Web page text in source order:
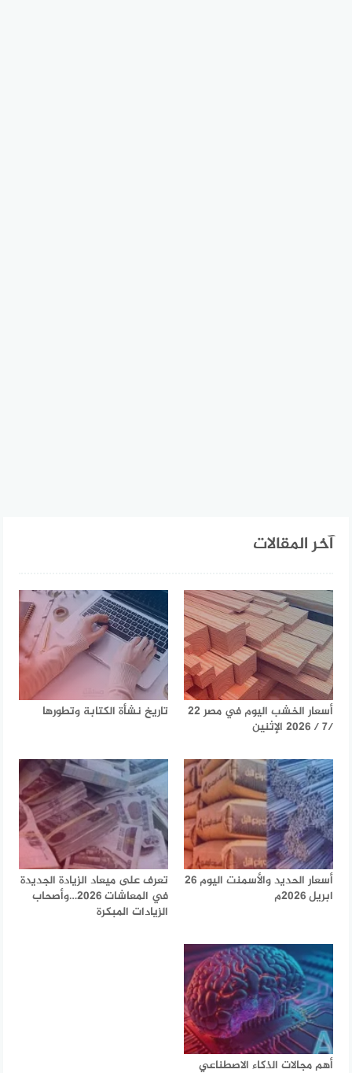
آخر المقالات
أسعار الخشب اليوم في مصر 22
/7 / 2026 الإثنين
تاريخ نشأة الكتابة وتطورها
أسعار الحديد والأسمنت اليوم 26
ابريل 2026م
تعرف على ميعاد الزيادة الجديدة
في المعاشات 2026…وأصحاب
الزيادات المبكرة
أهم مجالات الذكاء الاصطناعي